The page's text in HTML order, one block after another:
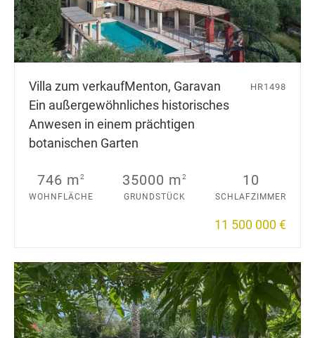
Villa zum verkaufMenton, Garavan
Ein außergewöhnliches historisches
Anwesen in einem prächtigen
botanischen Garten
HR1498
746 m2
WOHNFLÄCHE
35000 m2
GRUNDSTÜCK
10
SCHLAFZIMMER
11 500 000 €